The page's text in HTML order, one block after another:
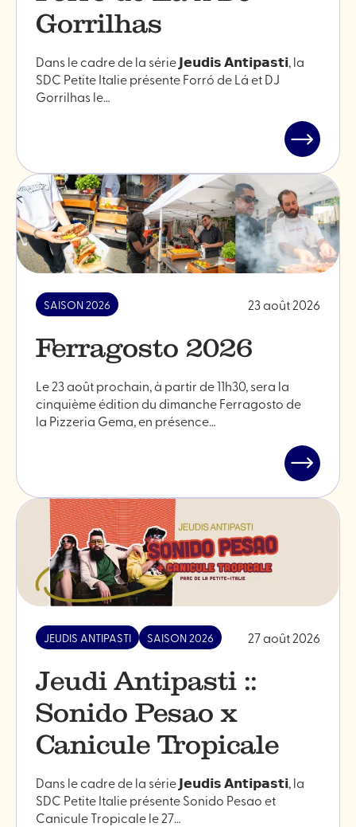
Gorrilhas
Dans le cadre de la série 𝗝𝗲𝘂𝗱𝗶𝘀 𝗔𝗻𝘁𝗶𝗽𝗮𝘀𝘁𝗶, la
SDC Petite Italie présente Forró de Lá et DJ
Gorrilhas le…
SAISON 2026 23 août 2026
Ferragosto 2026
Le 23 août prochain, à partir de 11h30, sera la
cinquième édition du dimanche Ferragosto de
la Pizzeria Gema, en présence…
JEUDIS ANTIPASTI SAISON 2026 27 août 2026
Jeudi Antipasti ::
Sonido Pesao x
Canicule Tropicale
Dans le cadre de la série 𝗝𝗲𝘂𝗱𝗶𝘀 𝗔𝗻𝘁𝗶𝗽𝗮𝘀𝘁𝗶, la
SDC Petite Italie présente Sonido Pesao et
Canicule Tropicale le 27…